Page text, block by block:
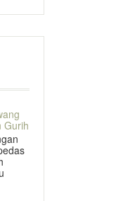
Gurih